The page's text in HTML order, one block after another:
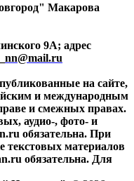
Макарова
9А; адрес
на сайте,
и международным
и смежных правах.
аудио-, фото- и
обязательна. При
текстовых материалов
обязательна. Для